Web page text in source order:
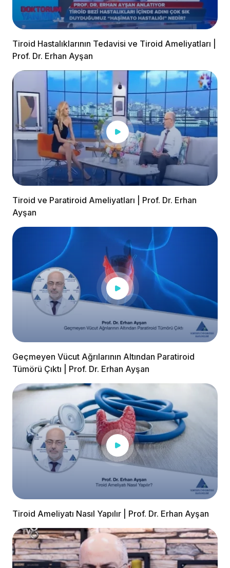
Tiroid Hastalıklarının Tedavisi ve Tiroid Ameliyatları |
Prof. Dr. Erhan Ayşan
Tiroid ve Paratiroid Ameliyatları | Prof. Dr. Erhan
Ayşan
Geçmeyen Vücut Ağrılarının Altından Paratiroid
Tümörü Çıktı | Prof. Dr. Erhan Ayşan
Tiroid Ameliyatı Nasıl Yapılır | Prof. Dr. Erhan Ayşan